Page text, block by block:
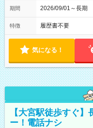
期間 2026/09/01～長期
特徴 履歴書不要
気になる！
【大宮駅徒歩すぐ
ー！電話ナシ